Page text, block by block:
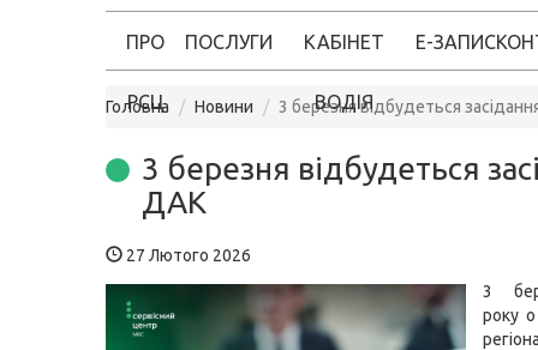
ПРО
РСЦ
ПОСЛУГИ КАБІНЕТ
ВОДІЯ
Е-ЗАПИС
Головна Новини 3 березня відбудеться
3 березня відбудеться
ДАК
27 Лютого 2026
3
року